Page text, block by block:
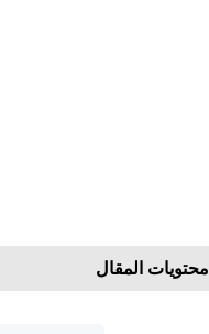
محتويات المقال